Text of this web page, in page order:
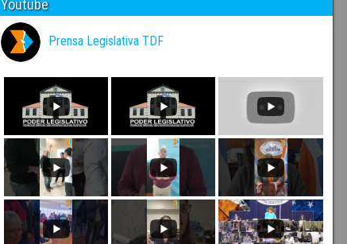
Youtube
Prensa Legislativa TDF